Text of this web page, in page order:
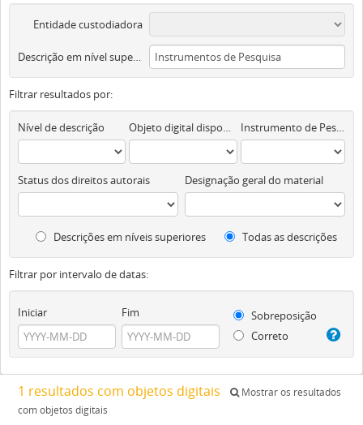
Entidade custodiadora
Descrição em nível superior
Filtrar resultados por:
Nível de descrição Objeto digital disponível Instrumento de Pesquisa
Status dos direitos autorais Designação geral do material
Descrições em níveis superiores Todas as descrições
Filtrar por intervalo de datas:
Iniciar Fim
Sobreposição
Correto
1 resultados com objetos digitais
Mostrar os resultados
com objetos digitais